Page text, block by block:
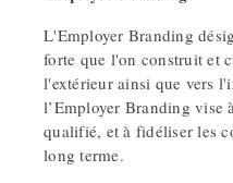
L'Employer Branding
forte que l'on construit et
l'extérieur ainsi que vers
l’Employer Branding vise
qualifié, et à fidéliser les
long terme.